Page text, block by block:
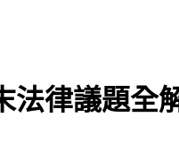
律議題全